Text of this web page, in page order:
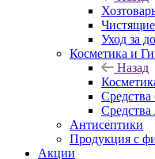
Чистящие
Уход за
Косметика и
Назад
Антисептики
Продукция с
Акции